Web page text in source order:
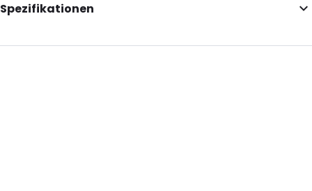
Spezifikationen
Additional information: Selbstklebend, Öffnung an der kurzen